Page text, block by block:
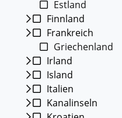
Estland
Finnland
Frankreich
Griechenland
Irland
Island
Italien
Kanalinseln